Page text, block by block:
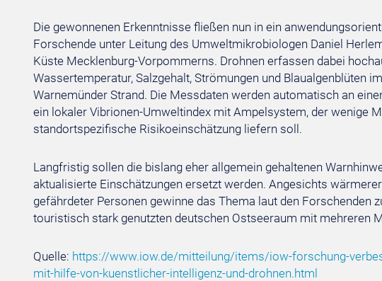
Die gewonnenen Erkenntnisse fließen nun in ein
Forschende unter Leitung des Umweltmikrobiologen Daniel
Küste Mecklenburg-Vorpommerns. Drohnen erfassen dabei
Wassertemperatur, Salzgehalt, Strömungen und Blaualgenblüten
Warnemünder Strand. Die Messdaten werden automatisch an
ein lokaler Vibrionen-Umweltindex mit Ampelsystem, der wenige
standortspezifische Risikoeinschätzung liefern soll.
Langfristig sollen die bislang eher allgemein gehaltenen
aktualisierte Einschätzungen ersetzt werden. Angesichts
gefährdeter Personen gewinne das Thema laut den Forschenden
touristisch stark genutzten deutschen Ostseeraum mit mehreren
Quelle: https://www.iow.de/mitteilung/items/iow-forschung-
mit-hilfe-von-kuenstlicher-intelligenz-und-drohnen.html